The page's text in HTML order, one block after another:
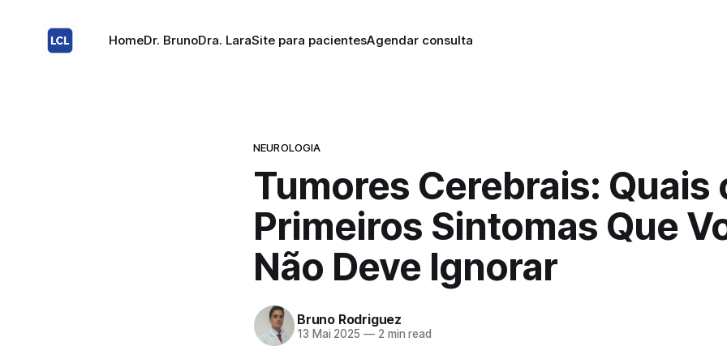
HomeDr. BrunoDra. LaraSite para pacientesAgendar consulta
NEUROLOGIA
Tumores Cerebrais: Quais
Primeiros Sintomas Que
Não Deve Ignorar
Bruno Rodriguez
13 Mai 2025 —2 min read